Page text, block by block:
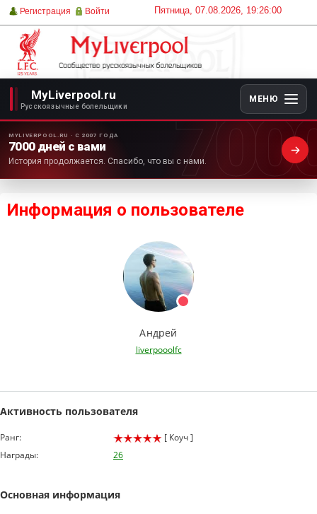
Пятница, 07.08.2026, 19:26:00
Регистрация Войти
MyLiverpool.ru
Русскоязычные болельщики
МЕНЮ
MYLIVERPOOL.RU · С 2007 ГОДА
7000 дней с вами
История продолжается. Спасибо, что вы с нами.
Информация о пользователе
Андрей
liverpooolfc
Активность пользователя
Ранг:
[ Коуч ]
Награды:
26
Основная информация